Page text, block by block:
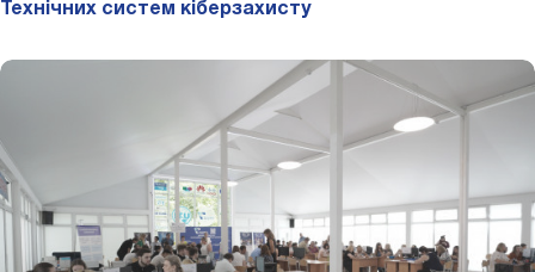
Технічних систем кіберзахисту